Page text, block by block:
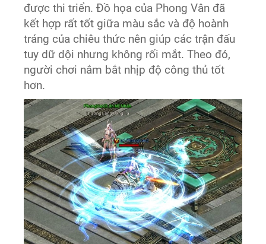
được thi triển. Đồ họa của Phong Vân đã
kết hợp rất tốt giữa màu sắc và độ hoành
tráng của chiêu thức nên giúp các trận đấu
tuy dữ dội nhưng không rối mắt. Theo đó,
người chơi nắm bắt nhịp độ công thủ tốt
hơn.